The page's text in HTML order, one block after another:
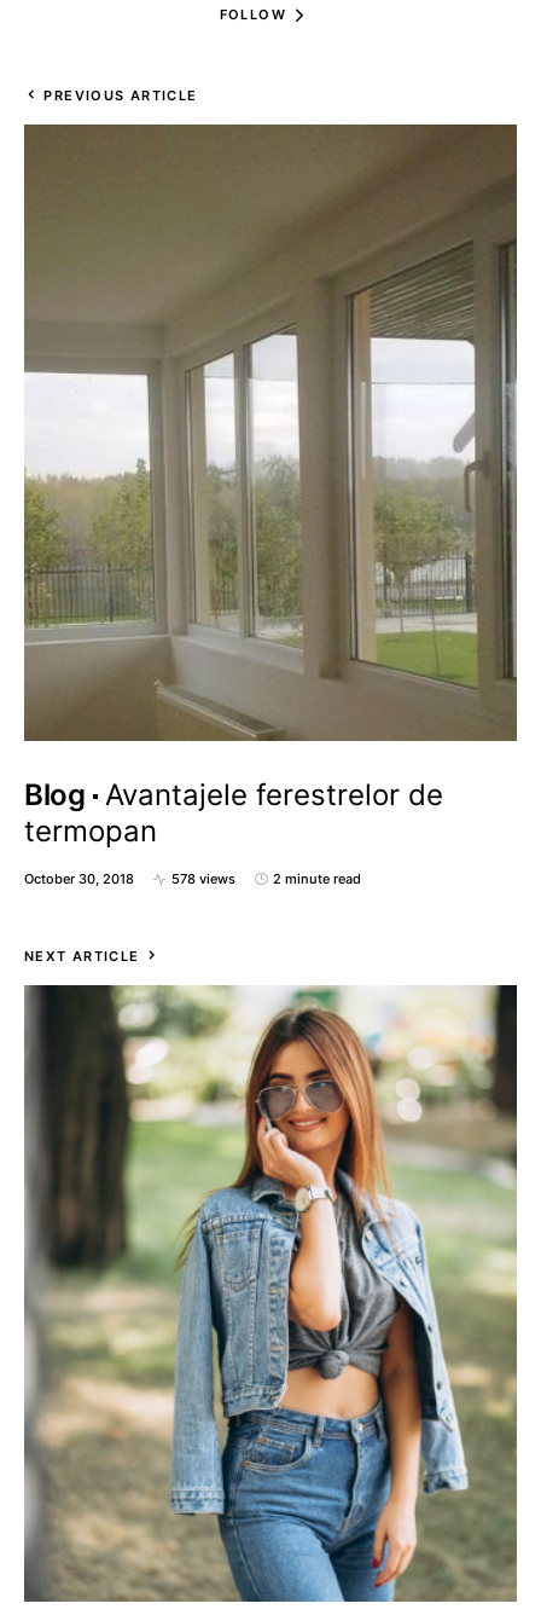
FOLLOW
PREVIOUS ARTICLE
Blog Avantajele ferestrelor de
termopan
October 30, 2018 578 views 2 minute read
NEXT ARTICLE